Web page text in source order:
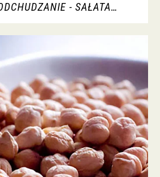
- SAŁATA…